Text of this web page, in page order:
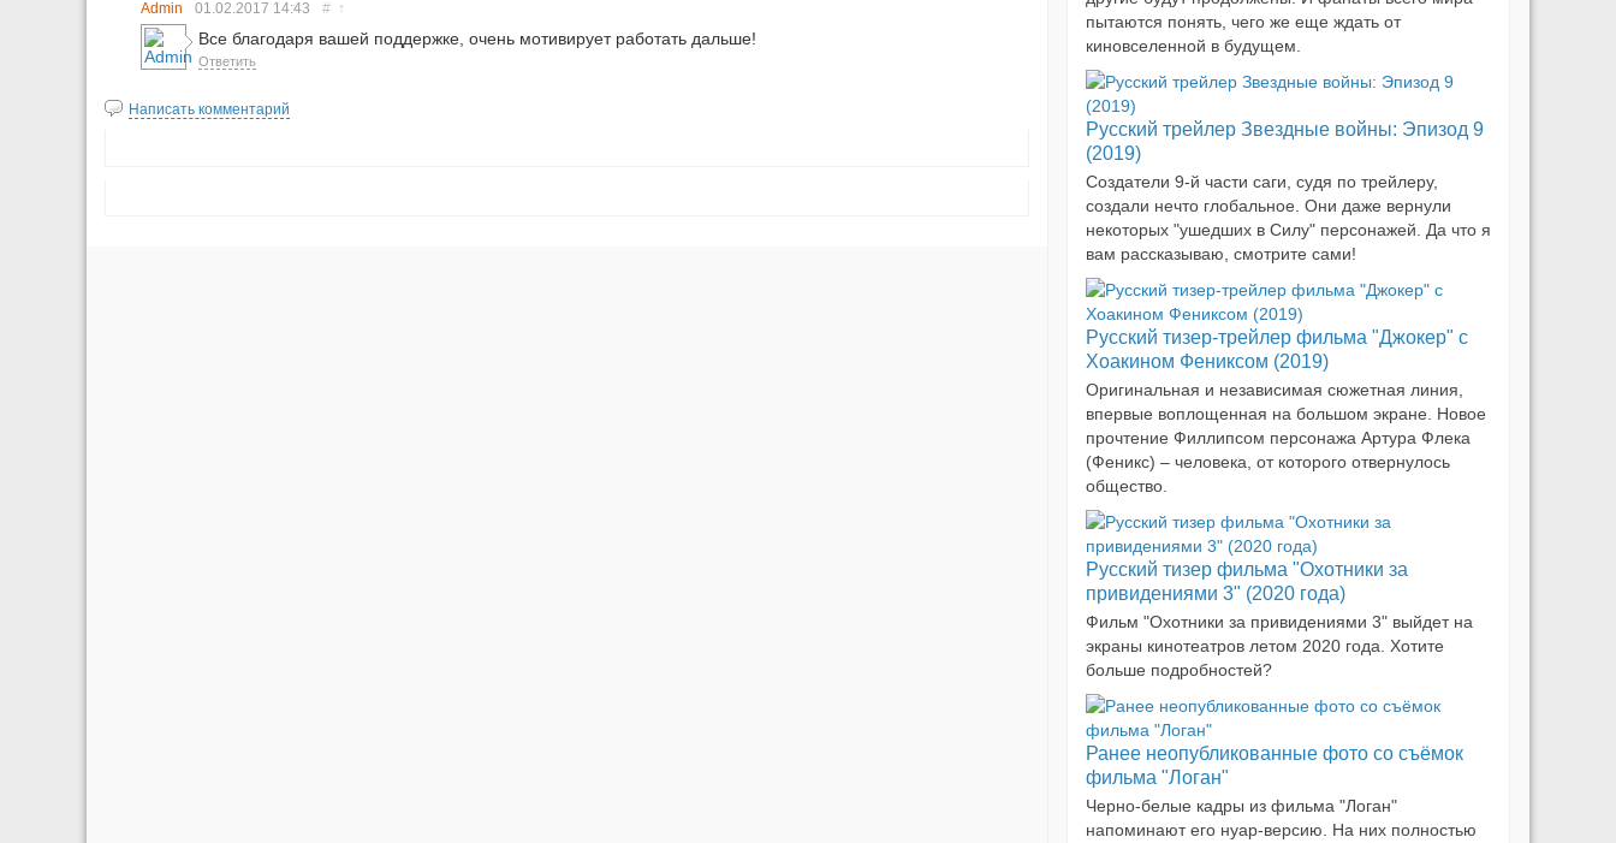
Admin 01.02.2017 14:43 # ↑
Все благодаря вашей поддержке, очень мотивирует работать дальше!
Ответить
Написать комментарий
пытаются понять, чего же еще ждать от
киновселенной в будущем.
Русский трейлер Звездные войны: Эпизод 9
(2019)
Создатели 9-й части саги, судя по трейлеру,
создали нечто глобальное. Они даже вернули
некоторых "ушедших в Силу" персонажей. Да что я
вам рассказываю, смотрите сами!
Русский тизер-трейлер фильма "Джокер" с
Хоакином Фениксом (2019)
Оригинальная и независимая сюжетная линия,
впервые воплощенная на большом экране. Новое
прочтение Филлипсом персонажа Артура Флека
(Феникс) – человека, от которого отвернулось
общество.
Русский тизер фильма "Охотники за
привидениями 3" (2020 года)
Фильм "Охотники за привидениями 3" выйдет на
экраны кинотеатров летом 2020 года. Хотите
больше подробностей?
Ранее неопубликованные фото со съёмок
фильма "Логан"
Черно-белые кадры из фильма "Логан"
напоминают его нуар-версию. На них полностью